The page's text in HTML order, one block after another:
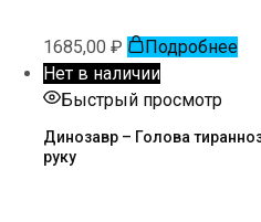
1685,00 ₽
Подробнее
Нет в наличии
Быстрый просмотр
Динозавр – Голова
руку